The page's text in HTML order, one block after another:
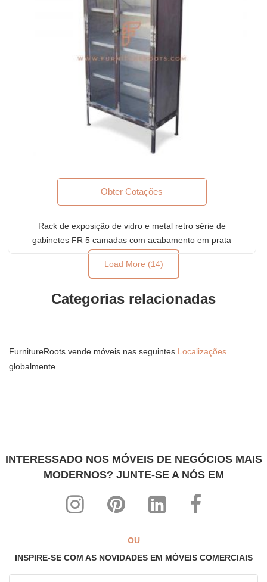
Obter Cotações
Rack de exposição de vidro e metal retro série de
gabinetes FR 5 camadas com acabamento em prata
Load More (14)
Categorias relacionadas
FurnitureRoots vende móveis nas seguintes Localizações
globalmente.
INTERESSADO NOS MÓVEIS DE NEGÓCIOS MAIS
MODERNOS? JUNTE-SE A NÓS EM
OU
INSPIRE-SE COM AS NOVIDADES EM MÓVEIS COMERCIAIS